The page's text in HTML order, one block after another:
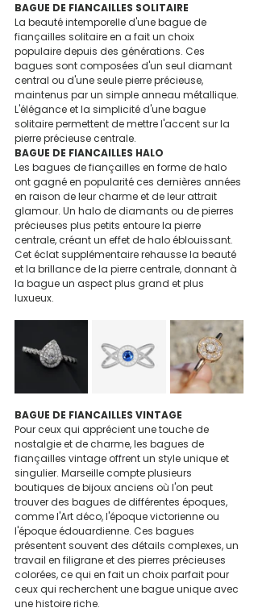
BAGUE DE FIANCAILLES SOLITAIRE
La beauté intemporelle d'une bague de
fiançailles solitaire en a fait un choix
populaire depuis des générations. Ces
bagues sont composées d'un seul diamant
central ou d'une seule pierre précieuse,
maintenus par un simple anneau métallique.
L'élégance et la simplicité d'une bague
solitaire permettent de mettre l'accent sur la
pierre précieuse centrale.
BAGUE DE FIANCAILLES HALO
Les bagues de fiançailles en forme de halo
ont gagné en popularité ces dernières années
en raison de leur charme et de leur attrait
glamour. Un halo de diamants ou de pierres
précieuses plus petits entoure la pierre
centrale, créant un effet de halo éblouissant.
Cet éclat supplémentaire rehausse la beauté
et la brillance de la pierre centrale, donnant à
la bague un aspect plus grand et plus
luxueux.
BAGUE DE FIANCAILLES VINTAGE
Pour ceux qui apprécient une touche de
nostalgie et de charme, les bagues de
fiançailles vintage offrent un style unique et
singulier. Marseille compte plusieurs
boutiques de bijoux anciens où l'on peut
trouver des bagues de différentes époques,
comme l'Art déco, l'époque victorienne ou
l'époque édouardienne. Ces bagues
présentent souvent des détails complexes, un
travail en filigrane et des pierres précieuses
colorées, ce qui en fait un choix parfait pour
ceux qui recherchent une bague unique avec
une histoire riche.